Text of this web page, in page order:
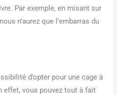
Par exemple, en misant sur
n’aurez que l’embarras du
d’opter pour une cage à
effet, vous pouvez tout à fait